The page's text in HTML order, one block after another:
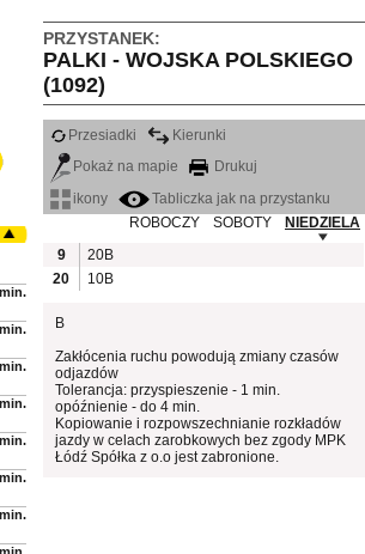
PRZYSTANEK:
PALKI - WOJSKA POLSKIEGO
(1092)
Przesiadki
Kierunki
Pokaż na mapie
Drukuj
ikony
Tabliczka jak na przystanku
ROBOCZY
SOBOTY
NIEDZIELA
9
20B
20
10B
B
Zakłócenia ruchu powodują zmiany czasów
odjazdów
Tolerancja: przyspieszenie - 1 min.
opóźnienie - do 4 min.
Kopiowanie i rozpowszechnianie rozkładów
jazdy w celach zarobkowych bez zgody MPK
Łódź Spółka z o.o jest zabronione.